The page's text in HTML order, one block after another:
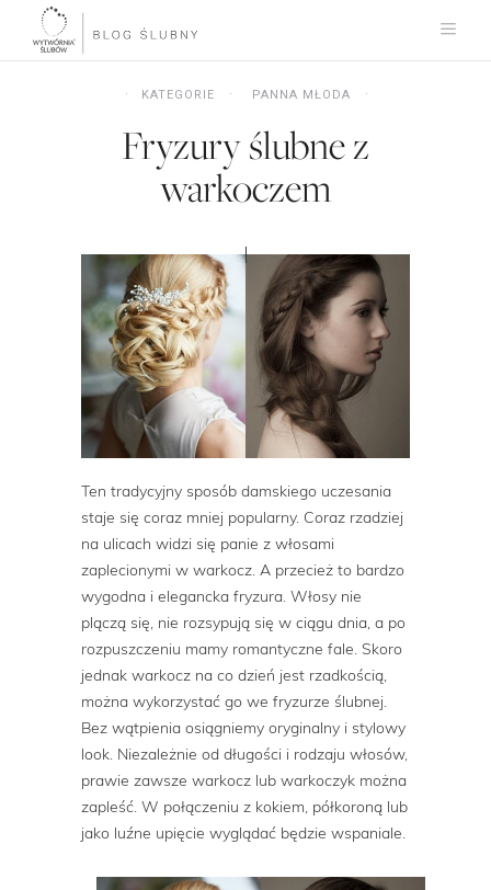
KATEGORIE PANNA MŁODA
Fryzury ślubne z
warkoczem
Ten tradycyjny sposób damskiego uczesania
staje się coraz mniej popularny. Coraz rzadziej
na ulicach widzi się panie z włosami
zaplecionymi w warkocz. A przecież to bardzo
wygodna i elegancka fryzura. Włosy nie
plączą się, nie rozsypują się w ciągu dnia, a po
rozpuszczeniu mamy romantyczne fale. Skoro
jednak warkocz na co dzień jest rzadkością,
można wykorzystać go we fryzurze ślubnej.
Bez wątpienia osiągniemy oryginalny i stylowy
look. Niezależnie od długości i rodzaju włosów,
prawie zawsze warkocz lub warkoczyk można
zapleść. W połączeniu z kokiem, półkoroną lub
jako luźne upięcie wyglądać będzie wspaniale.